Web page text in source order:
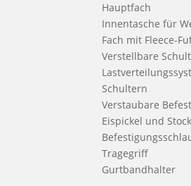
Hauptfach
Innentasche für
Fach mit Fleece-
Verstellbare
Schultern
Verstaubare
Eispickel und Stock
Tragegriff
Gurtbandhalter